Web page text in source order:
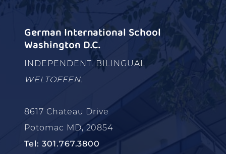
German International School
Washington D.C.
INDEPENDENT. BILINGUAL.
WELTOFFEN.
8617 Chateau Drive
Potomac MD, 20854
Tel: 301.767.3800